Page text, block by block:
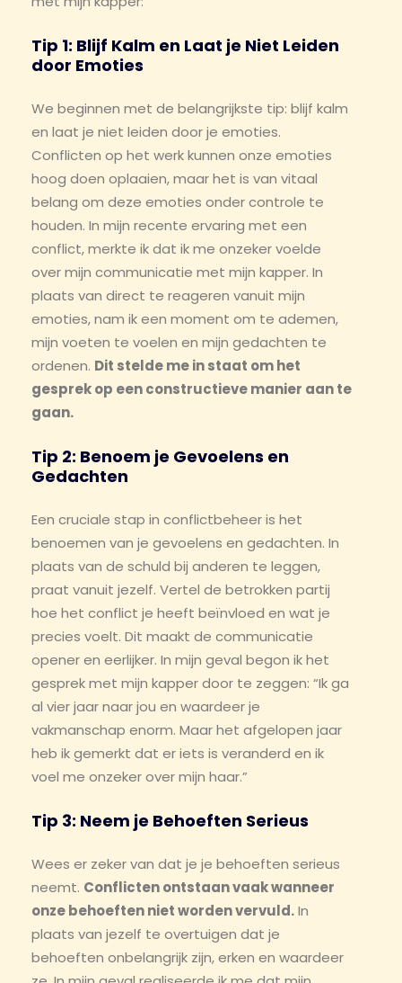
Tip 1: Blijf Kalm en Laat je Niet Leiden
door Emoties
We beginnen met de belangrijkste tip: blijf kalm
en laat je niet leiden door je emoties.
Conflicten op het werk kunnen onze emoties
hoog doen oplaaien, maar het is van vitaal
belang om deze emoties onder controle te
houden. In mijn recente ervaring met een
conflict, merkte ik dat ik me onzeker voelde
over mijn communicatie met mijn kapper. In
plaats van direct te reageren vanuit mijn
emoties, nam ik een moment om te ademen,
mijn voeten te voelen en mijn gedachten te
ordenen. Dit stelde me in staat om het
gesprek op een constructieve manier aan te
gaan.
Tip 2: Benoem je Gevoelens en
Gedachten
Een cruciale stap in conflictbeheer is het
benoemen van je gevoelens en gedachten. In
plaats van de schuld bij anderen te leggen,
praat vanuit jezelf. Vertel de betrokken partij
hoe het conflict je heeft beïnvloed en wat je
precies voelt. Dit maakt de communicatie
opener en eerlijker. In mijn geval begon ik het
gesprek met mijn kapper door te zeggen: “Ik ga
al vier jaar naar jou en waardeer je
vakmanschap enorm. Maar het afgelopen jaar
heb ik gemerkt dat er iets is veranderd en ik
voel me onzeker over mijn haar.”
Tip 3: Neem je Behoeften Serieus
Wees er zeker van dat je je behoeften serieus
neemt. Conflicten ontstaan vaak wanneer
onze behoeften niet worden vervuld.In
plaats van jezelf te overtuigen dat je
behoeften onbelangrijk zijn, erken en waardeer